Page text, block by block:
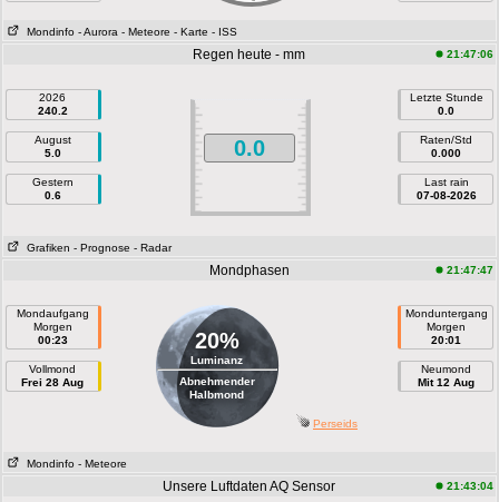
Mondinfo - Aurora - Meteore - Karte - ISS
Regen heute - mm 21:47:06
2026
240.2
August
5.0
Gestern
0.6
0.0
Letzte Stunde
0.0
Raten/Std
0.000
Last rain
07-08-2026
Grafiken - Prognose - Radar
Mondphasen 21:47:47
Mondaufgang
Morgen
00:23
Vollmond
Frei 28 Aug
20%
Luminanz
Abnehmender
Halbmond
Monduntergang
Morgen
20:01
Neumond
Mit 12 Aug
Perseids
Mondinfo - Meteore
Unsere Luftdaten AQ Sensor 21:43:04